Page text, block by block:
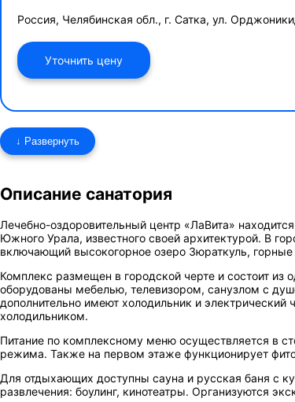
Россия, Челябинская обл., г. Сатка, ул.
Уточнить цену
↓ Развернуть
Описание санатория
Лечебно-оздоровительный центр «ЛаВита»
Южного Урала, известного своей архитектурой. В
включающий высокогорное озеро Зюраткуль,
Комплекс размещен в городской черте и состоит
оборудованы мебелью, телевизором, санузлом с
дополнительно имеют холодильник и
холодильником.
Питание по комплексному меню осуществляется в
режима. Также на первом этаже функционирует
Для отдыхающих доступны сауна и русская баня с
развлечения: боулинг, кинотеатры. Организуются